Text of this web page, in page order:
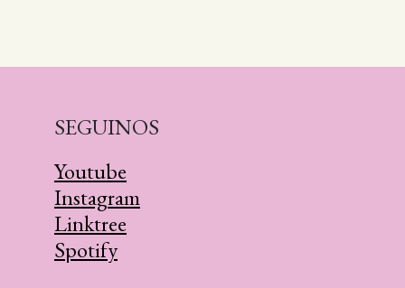
SEGUINOS
Youtube
Instagram
Linktree
Spotify